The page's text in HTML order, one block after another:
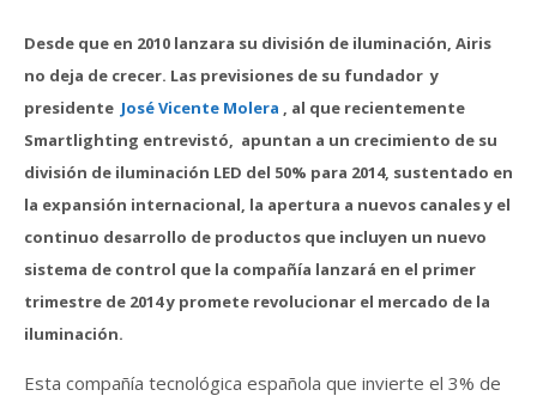
Desde que en 2010 lanzara su división de iluminación, Airis
no deja de crecer. Las previsiones de su fundador y
presidente José Vicente Molera , al que recientemente
Smartlighting entrevistó, apuntan a un crecimiento de su
división de iluminación LED del 50% para 2014, sustentado en
la expansión internacional, la apertura a nuevos canales y el
continuo desarrollo de productos que incluyen un nuevo
sistema de control que la compañía lanzará en el primer
trimestre de 2014 y promete revolucionar el mercado de la
iluminación.
Esta compañía tecnológica española que invierte el 3% de